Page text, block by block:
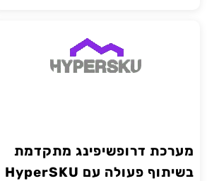
מערכת דרופשיפינג מתקדמת
בשיתוף פעולה עם HyperSKU